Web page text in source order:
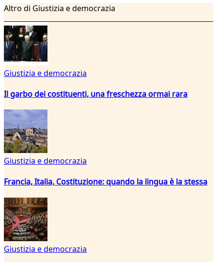
Altro di Giustizia e democrazia
Giustizia e democrazia
Il garbo dei costituenti, una freschezza ormai rara
Giustizia e democrazia
Francia, Italia, Costituzione: quando la lingua è la stessa
Giustizia e democrazia